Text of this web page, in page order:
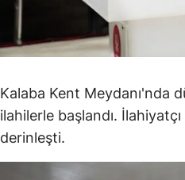
Kalaba Kent Meydanı'nda
ilahilerle başlandı.
derinleşti.